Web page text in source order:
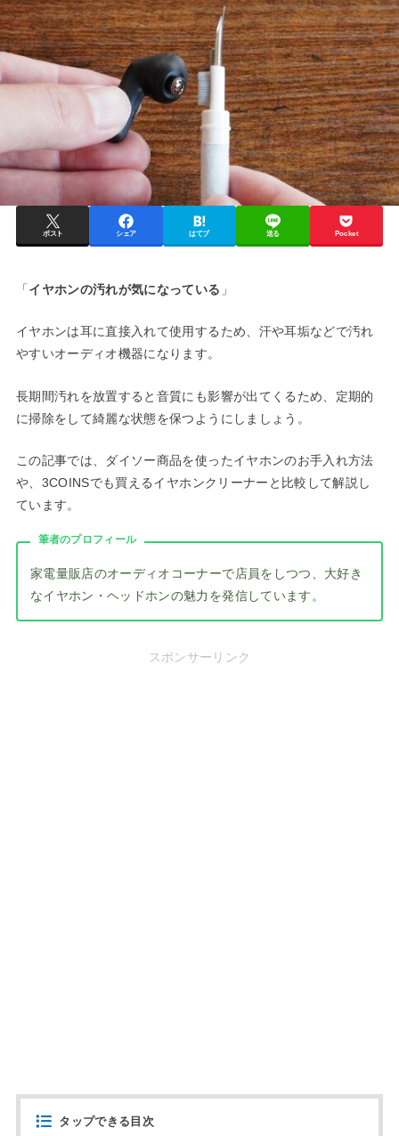
ポスト シェア はてブ 送る Pocket
「イヤホンの汚れが気になっている 」
イヤホンは耳に直接入れて使用するため、汗や耳垢などで汚れ
やすいオーディオ機器になります。
長期間汚れを放置すると音質にも影響が出てくるため、定期的
に掃除をして綺麗な状態を保つようにしましょう。
この記事では、ダイソー商品を使ったイヤホンのお手入れ方法
や、3COINSでも買えるイヤホンクリーナーと比較して解説し
ています。
筆者のプロフィール
家電量販店のオーディオコーナーで店員をしつつ、大好き
なイヤホン・ヘッドホンの魅力を発信しています。
スポンサーリンク
タップできる目次